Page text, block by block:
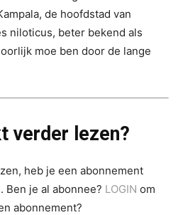
de hoofdstad van
niloticus, beter bekend als
moe ben door de lange
verder lezen?
heb je een abonnement
Ben je al abonnee? LOGIN om
abonnement?